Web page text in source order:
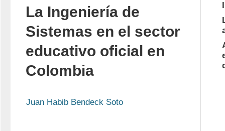
La Ingeniería de
Sistemas en el sector
educativo oficial en
Colombia
Juan Habib Bendeck Soto